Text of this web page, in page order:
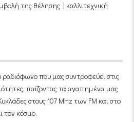
της θέλησης | καλλιτεχνική
ραδιόφωνο που μας συντροφεύει στις
παίζοντας τα αγαπημένα μας
στους 107 MHz των FM και στο
τον κόσμο.